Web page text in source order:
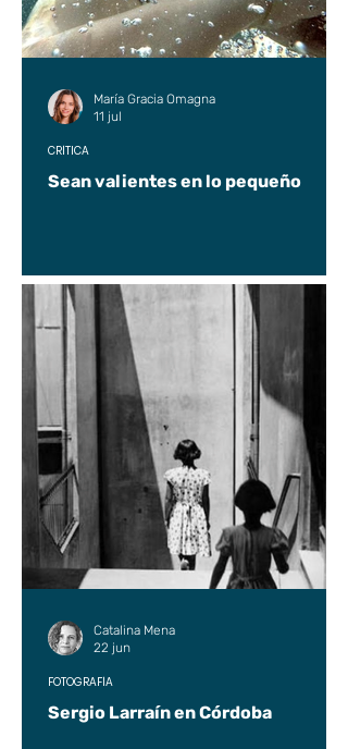
Sean valientes en lo pequeño
CRÍTICA
María Gracia Omagna
11 jul
Sergio Larraín en Córdoba
FOTOGRAFÍA
Catalina Mena
22 jun